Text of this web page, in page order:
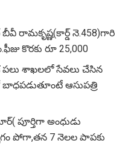
రామకృష్ణ(కార్డ్ నె.458)గారి
కొరకు రూ 25,000
పలు శాఖలలో సేవలు చేసిన
బాధపడుతూంటే ఆసుపత్రి
పూర్తిగా అంధుడు
పోగా,తన 7 నెలల పాపకు